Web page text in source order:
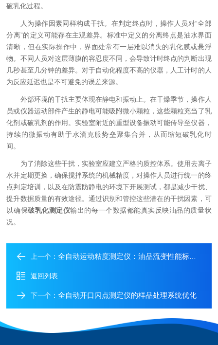
破乳化过程。
人为操作因素同样构成干扰。在判定终点时，操作人员对“全部
分离”的定义可能存在主观差异。标准中定义的分离终点是油水界面
清晰，但在实际操作中，界面处常有一层难以消失的乳化膜或悬浮
物。不同人员对这层薄膜的容忍度不同，会导致计时终点的判断出现
几秒甚至几分钟的差异。对于自动化程度不高的仪器，人工计时的人
为反应延迟也是不可避免的误差来源。
外部环境的干扰主要体现在静电和振动上。在干燥季节，操作人
员或仪器运动部件产生的静电可能吸附微小颗粒，这些颗粒充当了乳
化剂或破乳剂的作用。实验室附近的重型设备振动可能传导至仪器，
持续的微振动有助于水滴克服势垒聚集合并，从而缩短破乳化时
间。
为了消除这些干扰，实验室应建立严格的质控体系。使用去离子
水并定期更换，确保搅拌系统的机械精度，对操作人员进行统一的终
点判定培训，以及在防震防静电的环境下开展测试，都是减少干扰、
提升数据质量的有效途径。通过识别和管控这些潜在的干扰因素，可
以确保破乳化测定仪输出的每一个数据都能真实反映油品的质量状
况。
上一个：全自动运动粘度测定仪：油品流变性能标准化检测核心设备
返回列表
下一个：全自动开口闪点测定仪的样品处理系统优化